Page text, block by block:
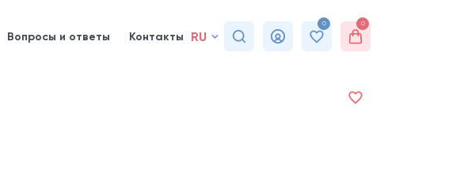
Вопросы и ответы Контакты RU
0 0